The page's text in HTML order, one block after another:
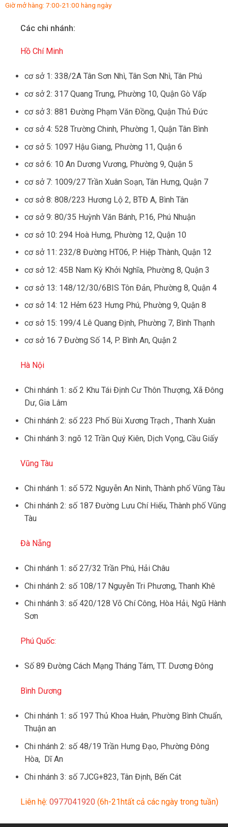
Giờ mở hàng: 7:00-21:00 hàng ngày
Các chi nhánh:
Hồ Chí Minh
cơ sở 1: 338/2A Tân Sơn Nhì, Tân Sơn Nhì, Tân Phú
cơ sở 2: 317 Quang Trung, Phường 10, Quận Gò Vấp
cơ sở 3: 881 Đường Phạm Văn Đồng, Quận Thủ Đức
cơ sở 4: 528 Trường Chinh, Phường 1, Quận Tân Bình
cơ sở 5: 1097 Hậu Giang, Phường 11, Quận 6
cơ sở 6: 10 An Dương Vương, Phường 9, Quận 5
cơ sở 7: 1009/27 Trần Xuân Soạn, Tân Hưng, Quận 7
cơ sở 8: 808/223 Hương Lộ 2, BTĐ A, Bình Tân
cơ sở 9: 80/35 Huỳnh Văn Bánh, P.16, Phú Nhuận
cơ sở 10: 294 Hoà Hưng, Phường 12, Quận 10
cơ sở 11: 232/8 Đường HT06, P. Hiệp Thành, Quận 12
cơ sở 12: 45B Nam Kỳ Khởi Nghĩa, Phường 8, Quận 3
cơ sở 13: 148/12/30/6BIS Tôn Đản, Phường 8, Quận 4
cơ sở 14: 12 Hẻm 623 Hưng Phú, Phường 9, Quận 8
cơ sở 15: 199/4 Lê Quang Định, Phường 7, Bình Thạnh
cơ sở 16 7 Đường Số 14, P. Bình An, Quận 2
Hà Nội
Chi nhánh 1: số 2 Khu Tái Định Cư Thôn Thượng, Xã Đông
Dư, Gia Lâm
Chi nhánh 2: số 223 Phố Bùi Xương Trạch , Thanh Xuân
Chi nhánh 3: ngõ 12 Trần Quý Kiên, Dịch Vọng, Cầu Giấy
Vũng Tàu
Chi nhánh 1: số 572 Nguyễn An Ninh, Thành phố Vũng Tàu
Chi nhánh 2: số 187 Đường Lưu Chí Hiếu, Thành phố Vũng
Tàu
Đà Nẵng
Chi nhánh 1: số 27/32 Trần Phú, Hải Châu
Chi nhánh 2: số 108/17 Nguyễn Tri Phương, Thanh Khê
Chi nhánh 3: số 420/128 Võ Chí Công, Hòa Hải, Ngũ Hành
Sơn
Phú Quốc:
Số 89 Đường Cách Mạng Tháng Tám, TT. Dương Đông
Bình Dương
Chi nhánh 1: số 197 Thủ Khoa Huân, Phường Bình Chuẩn,
Thuận an
Chi nhánh 2: số 48/19 Trần Hưng Đạo, Phường Đông
Hòa, Dĩ An
Chi nhánh 3: số 7JCG+823, Tân Định, Bến Cát
Liên hệ: 0977041920 (6h-21htất cả các ngày trong tuần)